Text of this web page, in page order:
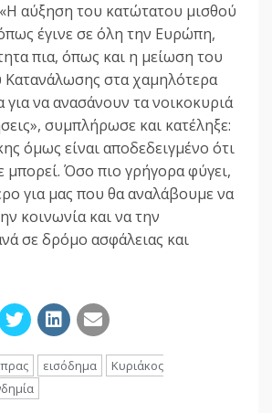
αύξηση του κατώτατου μισθού
έγινε σε όλη την Ευρώπη,
πια, όπως και η μείωση του
Κατανάλωσης στα χαμηλότερα
για να ανασάνουν τα νοικοκυριά
συμπλήρωσε και κατέληξε:
όμως είναι αποδεδειγμένο ότι
μπορεί. Όσο πιο γρήγορα φύγει,
για μας που θα αναλάβουμε να
κοινωνία και να την
σε δρόμο ασφάλειας και
εισόδημα
Κυριάκος